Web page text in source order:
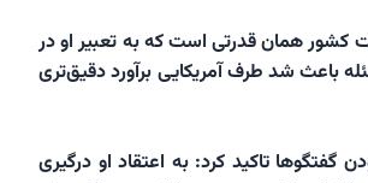
کشور همان قدرتی است که به تعبیر او در
باعث شد طرف آمریکایی برآورد دقیق‌تری
گفتگوها تاکید کرد: به اعتقاد او درگیری